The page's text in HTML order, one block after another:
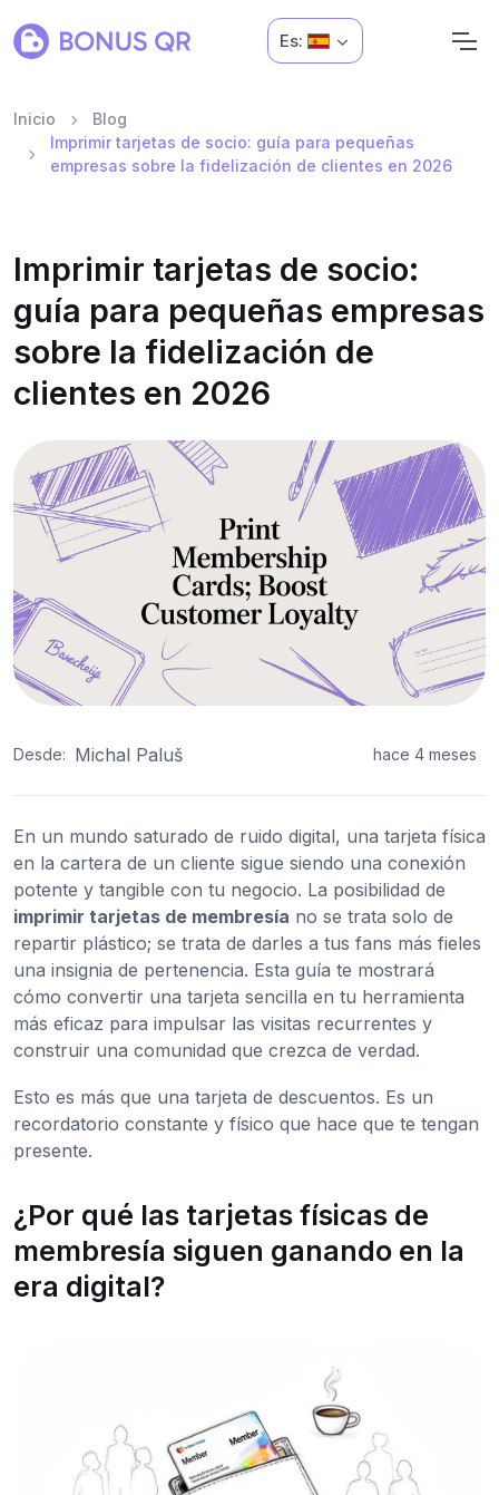
Es:
Inicio
Blog
Imprimir tarjetas de socio: guía para pequeñas
empresas sobre la fidelización de clientes en 2026
Imprimir tarjetas de socio:
guía para pequeñas empresas
sobre la fidelización de
clientes en 2026
Desde: Michal Paluš hace 4 meses
En un mundo saturado de ruido digital, una tarjeta física
en la cartera de un cliente sigue siendo una conexión
potente y tangible con tu negocio. La posibilidad de
imprimir tarjetas de membresía no se trata solo de
repartir plástico; se trata de darles a tus fans más fieles
una insignia de pertenencia. Esta guía te mostrará
cómo convertir una tarjeta sencilla en tu herramienta
más eficaz para impulsar las visitas recurrentes y
construir una comunidad que crezca de verdad.
Esto es más que una tarjeta de descuentos. Es un
recordatorio constante y físico que hace que te tengan
presente.
¿Por qué las tarjetas físicas de
membresía siguen ganando en la
era digital?